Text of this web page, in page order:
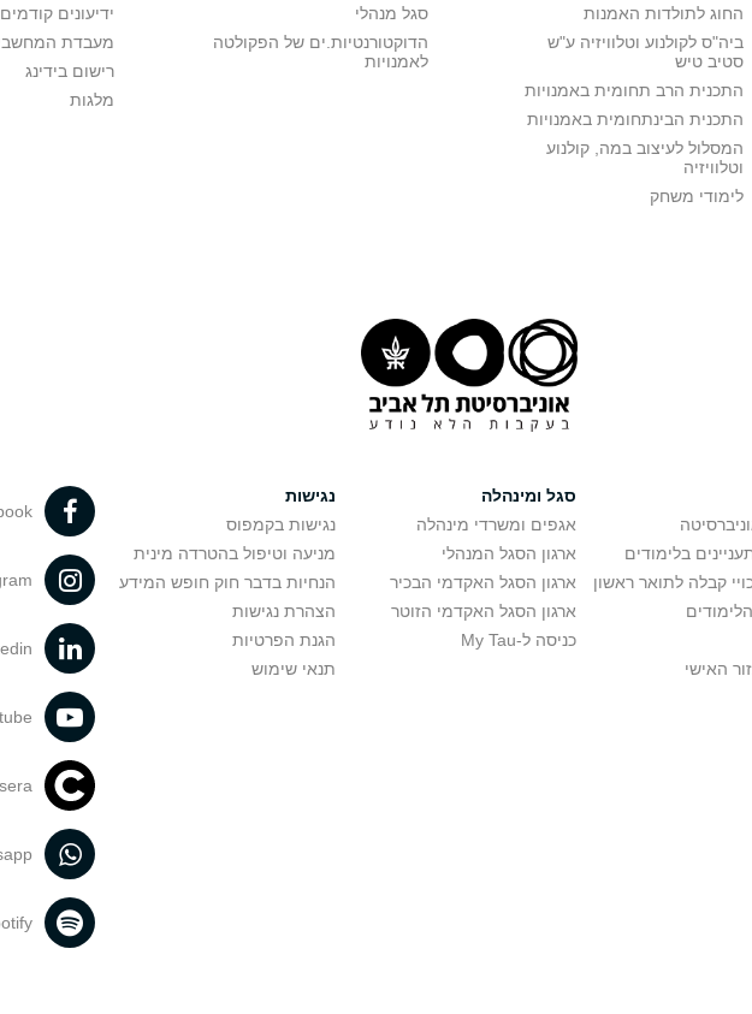
החוג לתולדות האמנות
ביה"ס לקולנוע וטלוויזיה ע"ש
סטיב טיש
התכנית הרב תחומית באמנויות
התכנית הבינתחומית באמנויות
המסלול לעיצוב במה, קולנוע
וטלוויזיה
לימודי משחק
סגל מנהלי
הדוקטורנטיות.ים של הפקולטה
לאמנויות
ידיעונים קודמים
מעבדת
רישום בידינג
מלגות
בלימודים
קבלה לתואר ראשון
האישי
סגל ומינהלה
אגפים ומשרדי מינהלה
ארגון הסגל המנהלי
ארגון הסגל האקדמי הבכיר
ארגון הסגל האקדמי הזוטר
כניסה ל-My Tau
נגישות
נגישות בקמפוס
מניעה וטיפול בהטרדה מינית
הנחיות בדבר חוק חופש המידע
הצהרת נגישות
הגנת הפרטיות
תנאי שימוש